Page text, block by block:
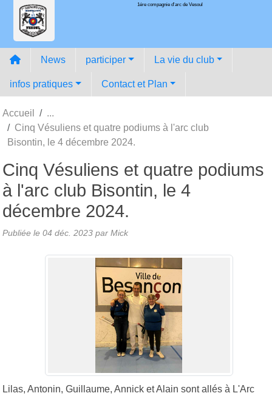
1ére compagnie d'arc de Vesoul
News participer La vie du club
infos pratiques Contact et Plan
Accueil
Cinq Vésuliens et quatre podiums à l'arc club
Bisontin, le 4 décembre 2024.
Cinq Vésuliens et quatre podiums
à l'arc club Bisontin, le 4
décembre 2024.
Publiée le 04 déc. 2023 par Mick
Lilas, Antonin, Guillaume, Annick et Alain sont allés à L'Arc
Panneau de gestion des cookies